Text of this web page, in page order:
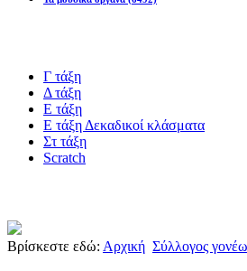
Γ τάξη
Δ τάξη
Ε τάξη
Ε τάξη Δεκαδικοί κλάσματα
Στ τάξη
Scratch
Βρίσκεστε εδώ: Αρχική Σύλλογος